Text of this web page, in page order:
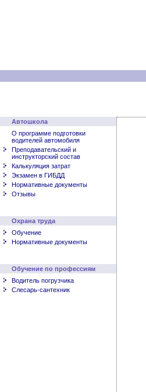
Автошкола
О программе подготовки
водителей автомобиля
Преподавательский и
инструкторский состав
Калькуляция затрат
Экзамен в ГИБДД
Нормативные документы
Отзывы
Охрана труда
Обучение
Нормативные документы
Обучение по профессиям
Водитель погрузчика
Слесарь-сантехник